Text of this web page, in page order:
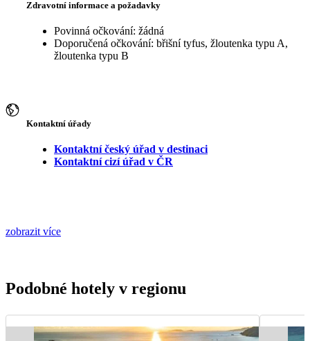
Zdravotní informace a požadavky
Povinná očkování: žádná
Doporučená očkování: břišní tyfus, žloutenka typu A,
žloutenka typu B
Kontaktní úřady
Kontaktní český úřad v destinaci
Kontaktní cizí úřad v ČR
zobrazit více
Podobné hotely v regionu